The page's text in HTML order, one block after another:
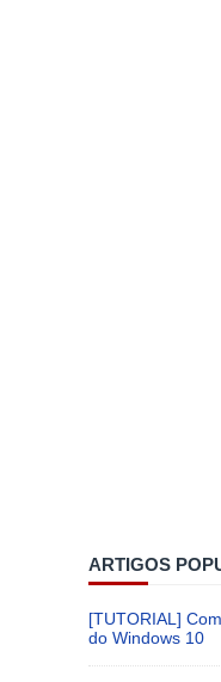
ARTIGOS
[TUTORIAL]
do Windows 10